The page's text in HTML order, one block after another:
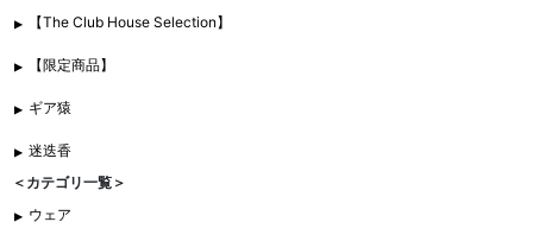
【The Club House Selection】
【限定商品】
ギア猿
迷迭香
＜カテゴリ一覧＞
ウェア